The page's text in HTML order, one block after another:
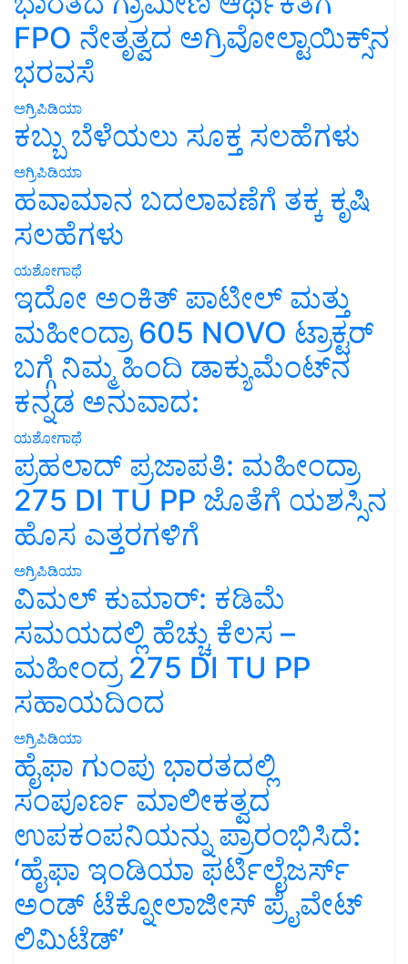
FPO ನೇತೃತ್ವದ ಅಗ್ರಿವೋಲ್ಟಾಯಿಕ್ಸ್‌ನ
ಭರವಸೆ
ಅಗ್ರಿಪಿಡಿಯಾ
ಕಬ್ಬು ಬೆಳೆಯಲು ಸೂಕ್ತ ಸಲಹೆಗಳು
ಅಗ್ರಿಪಿಡಿಯಾ
ಹವಾಮಾನ ಬದಲಾವಣೆಗೆ ತಕ್ಕ ಕೃಷಿ
ಸಲಹೆಗಳು
ಯಶೋಗಾಥೆ
ಇದೋ ಅಂಕಿತ್ ಪಾಟೀಲ್ ಮತ್ತು
ಮಹೀಂದ್ರಾ 605 NOVO ಟ್ರಾಕ್ಟರ್
ಬಗ್ಗೆ ನಿಮ್ಮ ಹಿಂದಿ ಡಾಕ್ಯುಮೆಂಟ್‌ನ
ಕನ್ನಡ ಅನುವಾದ:
ಯಶೋಗಾಥೆ
ಪ್ರಹಲಾದ್ ಪ್ರಜಾಪತಿ: ಮಹೀಂದ್ರಾ
275 DI TU PP ಜೊತೆಗೆ ಯಶಸ್ಸಿನ
ಹೊಸ ಎತ್ತರಗಳಿಗೆ
ಅಗ್ರಿಪಿಡಿಯಾ
ವಿಮಲ್ ಕುಮಾರ್: ಕಡಿಮೆ
ಸಮಯದಲ್ಲಿ ಹೆಚ್ಚು ಕೆಲಸ –
ಮಹೀಂದ್ರ 275 DI TU PP
ಸಹಾಯದಿಂದ
ಅಗ್ರಿಪಿಡಿಯಾ
ಹೈಫಾ ಗುಂಪು ಭಾರತದಲ್ಲಿ
ಸಂಪೂರ್ಣ ಮಾಲೀಕತ್ವದ
ಉಪಕಂಪನಿಯನ್ನು ಪ್ರಾರಂಭಿಸಿದೆ:
‘ಹೈಫಾ ಇಂಡಿಯಾ ಫರ್ಟಿಲೈಜರ್ಸ್
ಅಂಡ್ ಟೆಕ್ನೋಲಾಜೀಸ್ ಪ್ರೈವೇಟ್
ಲಿಮಿಟೆಡ್’